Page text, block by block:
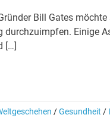
Bill Gates
durchzuimpfen. Einige
[…]
/Gesundheit /